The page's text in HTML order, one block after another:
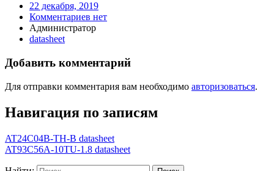
22 декабря, 2019
Комментариев нет
Администратор
datasheet
Добавить комментарий
Для отправки комментария вам необходимо авторизоваться.
Навигация по записям
AT24C04B-TH-B datasheet
AT93C56A-10TU-1.8 datasheet